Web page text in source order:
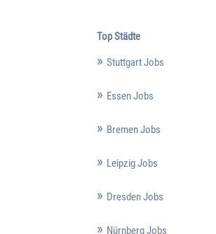
Top Städte
Stuttgart Jobs
Essen Jobs
Bremen Jobs
Leipzig Jobs
Dresden Jobs
Nürnberg Jobs